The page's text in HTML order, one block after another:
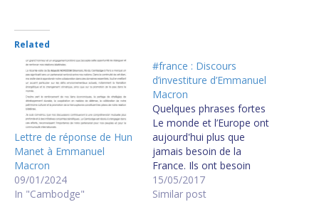
Related
Lettre de réponse de Hun
Manet à Emmanuel
Macron
09/01/2024
In "Cambodge"
#france : Discours
d’investiture d’Emmanuel
Macron
Quelques phrases fortes
Le monde et l’Europe ont
aujourd'hui plus que
jamais besoin de la
France. Ils ont besoin
d’une France forte et sûre
de son destin. Ils ont
15/05/2017
Similar post